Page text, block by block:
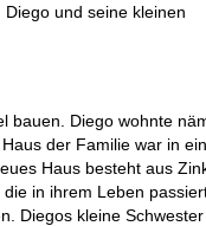
und seine kleinen
bauen. Diego wohnte
der Familie war in
Haus besteht aus
in ihrem Leben
Diegos kleine